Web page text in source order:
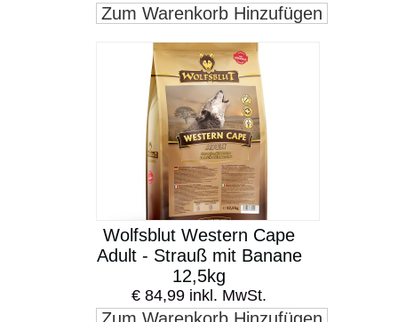
Zum Warenkorb Hinzufügen
Wolfsblut Western Cape
Adult - Strauß mit Banane
12,5kg
€ 84,99 inkl. MwSt.